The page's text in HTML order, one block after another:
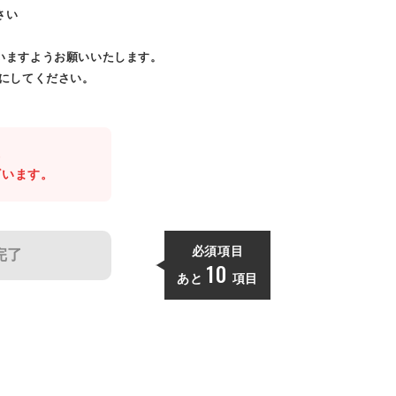
い
すようお願いいたします。
してください。
ます。
了 必須項目
あと 10 項目